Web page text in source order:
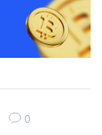
0